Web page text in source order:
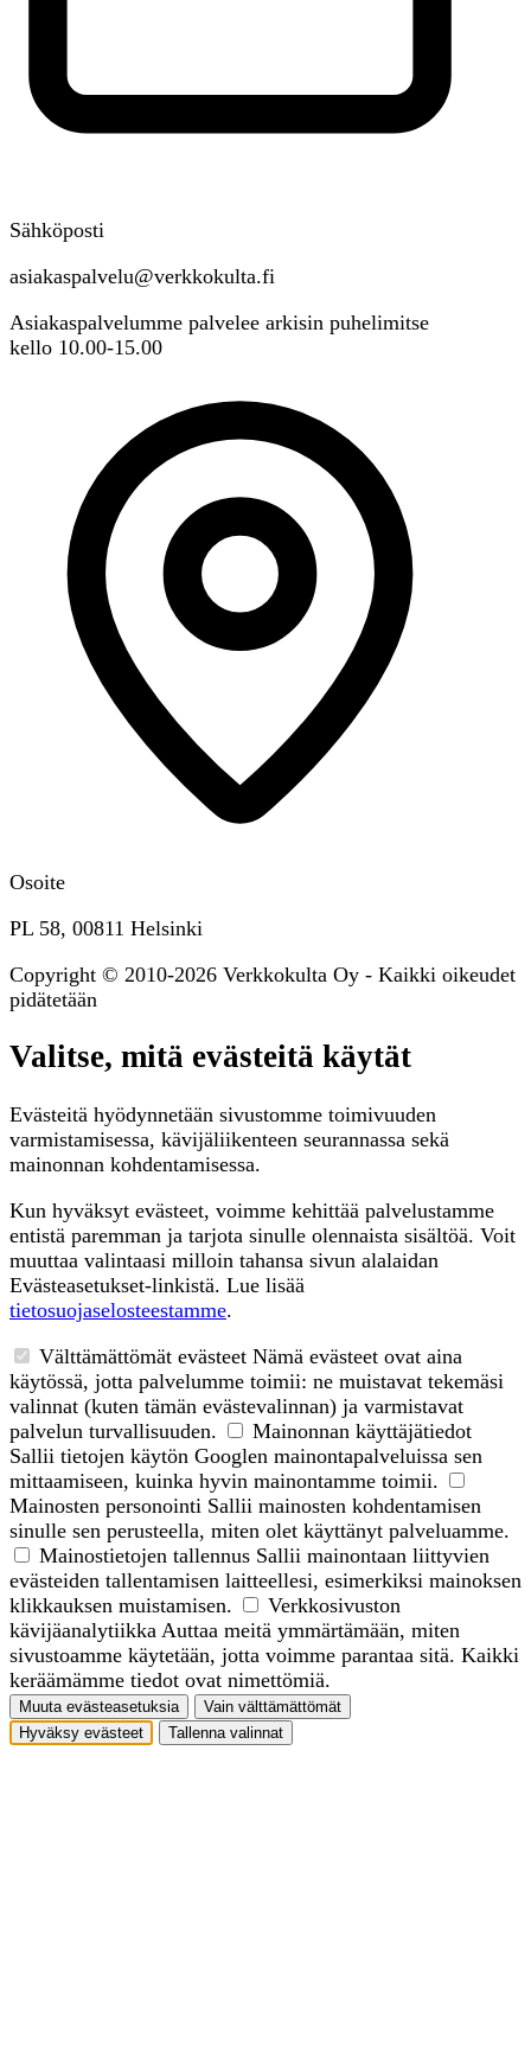
Sähköposti
asiakaspalvelu@verkkokulta.fi
Asiakaspalvelumme palvelee arkisin puhelimitse
kello 10.00-15.00
Osoite
PL 58, 00811 Helsinki
Copyright © 2010-2026 Verkkokulta Oy - Kaikki oikeudet
pidätetään
Valitse, mitä evästeitä käytät
Evästeitä hyödynnetään sivustomme toimivuuden
varmistamisessa, kävijäliikenteen seurannassa sekä
mainonnan kohdentamisessa.
Kun hyväksyt evästeet, voimme kehittää palvelustamme
entistä paremman ja tarjota sinulle olennaista sisältöä. Voit
muuttaa valintaasi milloin tahansa sivun alalaidan
Evästeasetukset-linkistä. Lue lisää
tietosuojaselosteestamme.
Välttämättömät evästeet Nämä evästeet ovat aina
käytössä, jotta palvelumme toimii: ne muistavat tekemäsi
valinnat (kuten tämän evästevalinnan) ja varmistavat
palvelun turvallisuuden.
Mainonnan käyttäjätiedot
Sallii tietojen käytön Googlen mainontapalveluissa sen
mittaamiseen, kuinka hyvin mainontamme toimii.
Mainosten personointi Sallii mainosten kohdentamisen
sinulle sen perusteella, miten olet käyttänyt palveluamme.
Mainostietojen tallennus Sallii mainontaan liittyvien
evästeiden tallentamisen laitteellesi, esimerkiksi mainoksen
klikkauksen muistamisen.
Verkkosivuston
kävijäanalytiikka Auttaa meitä ymmärtämään, miten
sivustoamme käytetään, jotta voimme parantaa sitä. Kaikki
keräämämme tiedot ovat nimettömiä.
Muuta evästeasetuksia
Vain välttämättömät
Hyväksy evästeet
Tallenna valinnat